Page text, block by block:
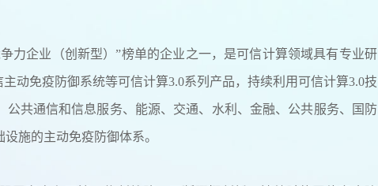
力企业（创新型）”榜单的企业之一，是可信计算领域具有专业研
动免疫防御系统等可信计算3.0系列产品，持续利用可信计算3.0技
共通信和信息服务、能源、交通、水利、金融、公共服务、国防
施的主动免疫防御体系。